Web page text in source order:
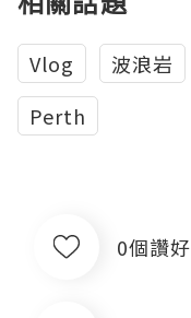
Vlog 波浪岩
Perth
0個讚好